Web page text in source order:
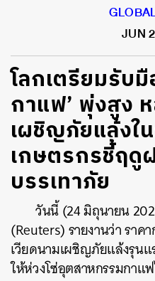
JUN
โลกเตรียมรับ
กาแฟ’ พุ่งสูง
เผชิญภัยแล้งใ
เกษตรกรชี้ฤดู
บรรเทาภัย
วันนี้ (24 มิถุนายน
(Reuters) รายงานว่า รา
เวียดนามเผชิญภัยแล้งรุน
ให้ห่วงโซ่อุตสาหกรรมกาแ